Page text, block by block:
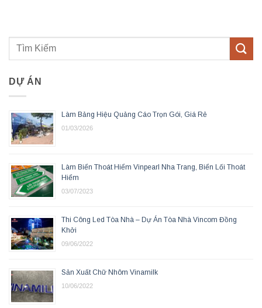
DỰ ÁN
Làm Bảng Hiệu Quảng Cáo Trọn Gói, Giá Rẻ
01/03/2026
Làm Biển Thoát Hiểm Vinpearl Nha Trang, Biển Lối Thoát
Hiểm
03/07/2023
Thi Công Led Tòa Nhà – Dự Án Tòa Nhà Vincom Đồng
Khởi
09/06/2022
Sản Xuất Chữ Nhôm Vinamilk
10/06/2022